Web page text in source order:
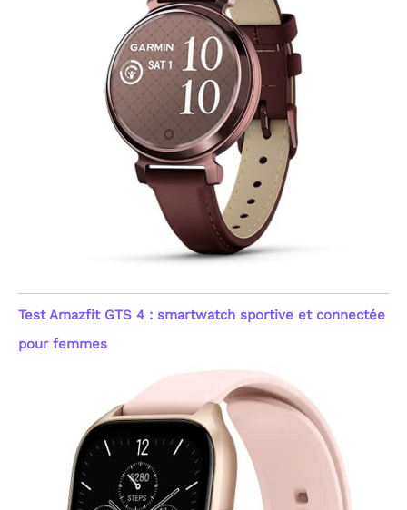
Test Amazfit GTS 4 : smartwatch sportive et connectée
pour femmes